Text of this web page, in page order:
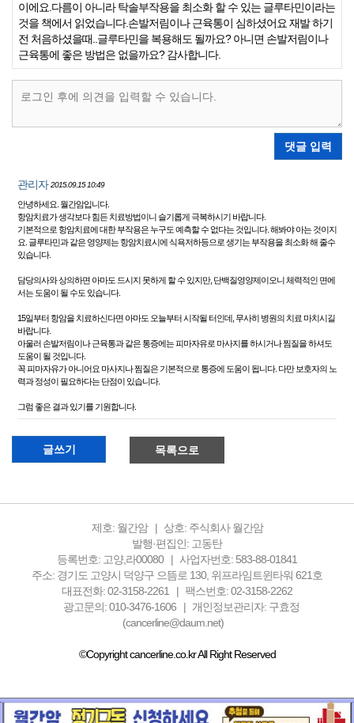
이에요.다름이 아니라 탁솔부작용을 최소화 할 수 있는 글루타민이라는
것을 책에서 읽었습니다.손발저림이나 근육통이 심하셨어요 재발 하기
전 처음하셨을때..글루타민을 복용해도 될까요? 아니면 손발저림이나
근육통에 좋은 방법은 없을까요? 감사합니다.
댓글 입력
관리자 2015.09.15 10:49
안녕하세요. 월간암입니다.
항암치료가 생각보다 힘든 치료방법이니 슬기롭게 극복하시기 바랍니다.
기본적으로 항암치료에 대한 부작용은 누구도 예측할 수 없다는 것입니다. 해봐야 아는 것이지
요. 글루타민과 같은 영양제는 항암치료시에 식욕저하등으로 생기는 부작용을 최소화 해 줄수
있습니다.
담당의사와 상의하면 아마도 드시지 못하게 할 수 있지만, 단백질영양제이오니 체력적인 면에
서는 도움이 될 수도 있습니다.
15일부터 항암을 치료하신다면 아마도 오늘부터 시작될 터인데, 무사히 병원의 치료 마치시길
바랍니다.
아울러 손발저림이나 근육통과 같은 통증에는 피마자유로 마사지를 하시거나 찜질을 하셔도
도움이 될 것입니다.
꼭 피마자유가 아니어요 마사지나 찜질은 기본적으로 통증에 도움이 됩니다. 다만 보호자의 노
력과 정성이 필요하다는 단점이 있습니다.
그럼 좋은 결과 있기를 기원합니다.
글쓰기 목록으로
제호: 월간암
상호: 주식회사 월간암
발행·편집인: 고동탄
등록번호: 고양,라00080
사업자번호: 583-88-01841
주소: 경기도 고양시 덕양구 으뜸로 130, 위프라임트윈타워 621호
대표전화: 02-3158-2261
팩스번호: 02-3158-2262
광고문의: 010-3476-1606
개인정보관리자: 구효정
(cancerline@daum.net)
©Copyright cancerline.co.kr All Right Reserved